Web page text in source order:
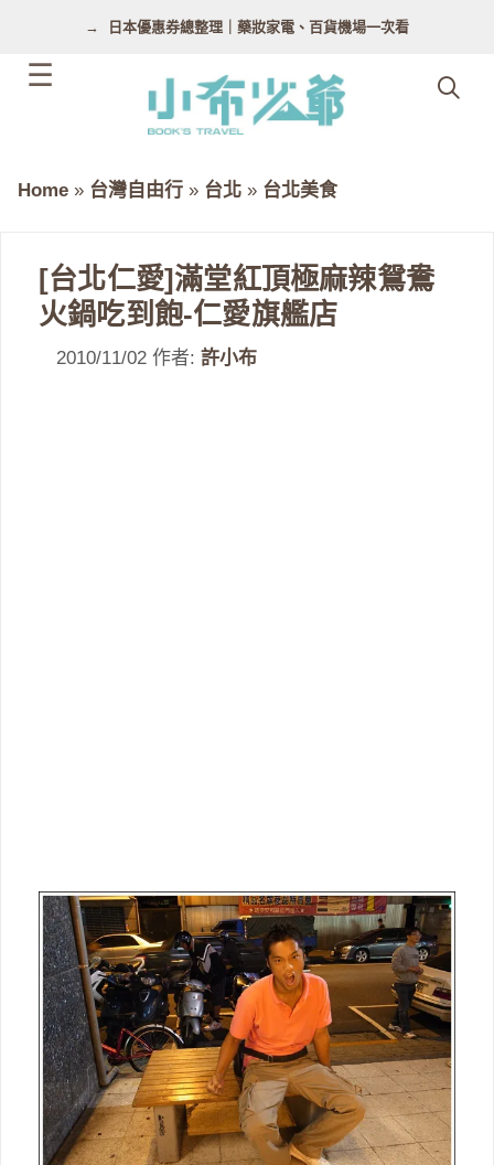
日本優惠券總整理｜藥妝家電、百貨機場一次看
Home » 台灣自由行 » 台北 » 台北美食
[台北仁愛]滿堂紅頂極麻辣鴛鴦
火鍋吃到飽-仁愛旗艦店
2010/11/02 作者: 許小布